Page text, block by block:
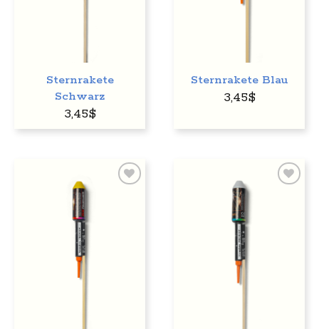
Sternrakete
Schwarz
3,45$
Sternrakete Blau
3,45$